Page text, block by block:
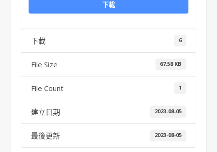
下載
下載 6
File Size 67.58 KB
File Count 1
建立日期 2023-08-05
最後更新 2023-08-05